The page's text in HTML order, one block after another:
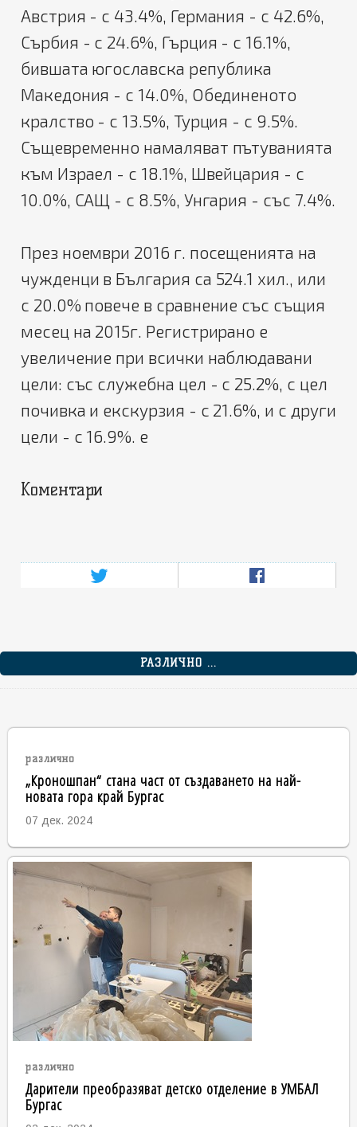
Австрия - с 43.4%, Германия - с 42.6%,
Сърбия - с 24.6%, Гърция - с 16.1%,
бившата югославска република
Македония - с 14.0%, Обединеното
кралство - с 13.5%, Турция - с 9.5%.
Същевременно намаляват пътуванията
към Израел - с 18.1%, Швейцария - с
10.0%, САЩ - с 8.5%, Унгария - със 7.4%.
През ноември 2016 г. посещенията на
чужденци в България са 524.1 хил., или
с 20.0% повече в сравнение със същия
месец на 2015г. Регистрирано е
увеличение при всички наблюдавани
цели: със служебна цел - с 25.2%, с цел
почивка и екскурзия - с 21.6%, и с други
цели - с 16.9%. e
Коментари
РАЗЛИЧНО ...
различно
„Кроношпан“ стана част от създаването на най-
новата гора край Бургас
07 дек. 2024
различно
Дарители преобразяват детско отделение в УМБАЛ
Бургас